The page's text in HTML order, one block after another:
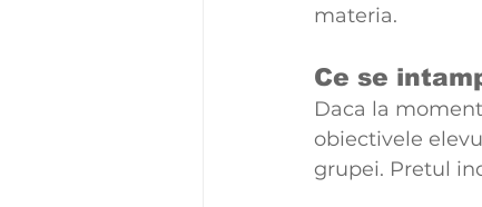
materia.
Ce se
Daca la
obiectivele
grupei. Pretul